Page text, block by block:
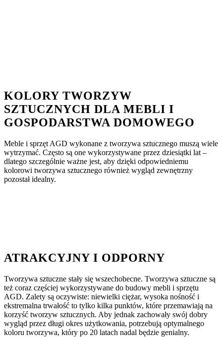
KOLORY TWORZYW
SZTUCZNYCH DLA MEBLI I
GOSPODARSTWA DOMOWEGO
Meble i sprzęt AGD wykonane z tworzywa sztucznego muszą wiele
wytrzymać. Często są one wykorzystywane przez dziesiątki lat –
dlatego szczególnie ważne jest, aby dzięki odpowiedniemu
kolorowi tworzywa sztucznego również wygląd zewnętrzny
pozostał idealny.
ATRAKCYJNY I ODPORNY
Tworzywa sztuczne stały się wszechobecne. Tworzywa sztuczne są
też coraz częściej wykorzystywane do budowy mebli i sprzętu
AGD. Zalety są oczywiste: niewielki ciężar, wysoka nośność i
ekstremalna trwałość to tylko kilka punktów, które przemawiają na
korzyść tworzyw sztucznych. Aby jednak zachowały swój dobry
wygląd przez długi okres użytkowania, potrzebują optymalnego
koloru tworzywa, który po 20 latach nadal będzie genialny.